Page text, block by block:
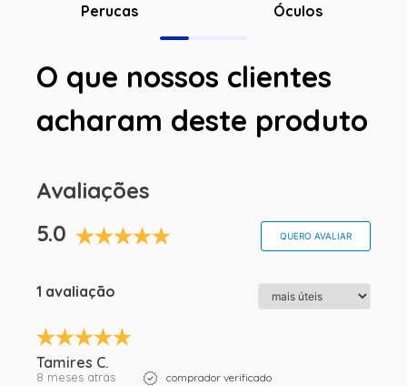
Perucas Óculos
O que nossos clientes
acharam deste produto
Avaliações
5.0
QUERO AVALIAR
1 avaliação
Tamires C.
8 meses atrás comprador verificado